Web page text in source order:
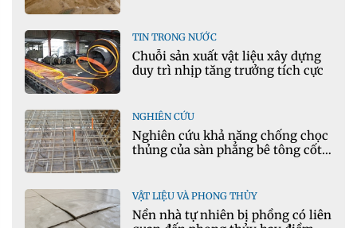
TIN TRONG NƯỚC
Chuỗi sản xuất vật liệu xây dựng
duy trì nhịp tăng trưởng tích cực
NGHIÊN CỨU
Nghiên cứu khả năng chống chọc
thủng của sàn phẳng bê tông cốt
VẬT LIỆU VÀ PHONG THỦY
Nền nhà tự nhiên bị phồng có liên